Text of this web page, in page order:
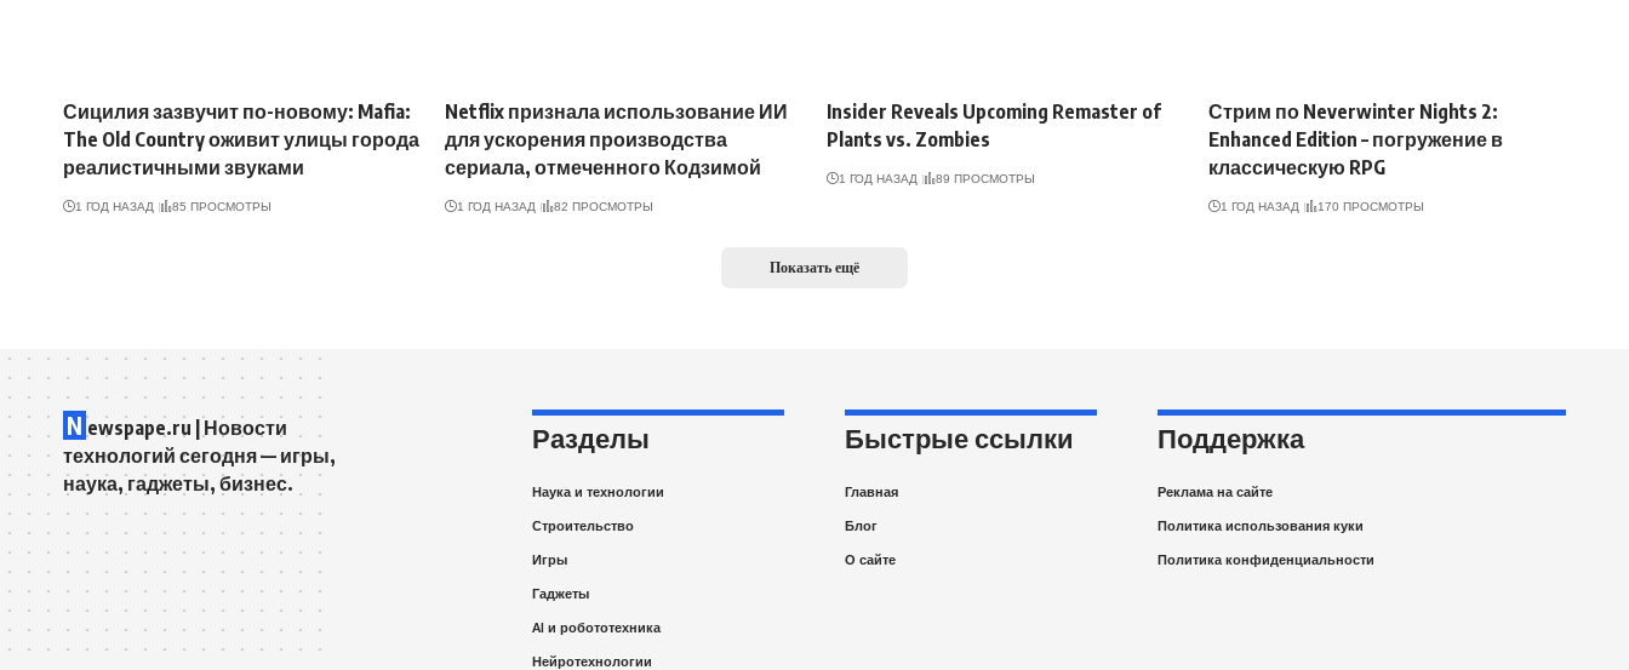
Сицилия зазвучит по-новому: Mafia:
The Old Country оживит улицы города
реалистичными звуками
1 ГОД НАЗАД 85 ПРОСМОТРЫ
Netflix признала использование ИИ
для ускорения производства
сериала, отмеченного Кодзимой
1 ГОД НАЗАД 82 ПРОСМОТРЫ
Insider Reveals Upcoming Remaster of
Plants vs. Zombies
1 ГОД НАЗАД 89 ПРОСМОТРЫ
Стрим по Neverwinter Nights 2:
Enhanced Edition – погружение в
классическую RPG
1 ГОД НАЗАД 170 ПРОСМОТРЫ
Показать ещё
N ewspape.ru | Новости
технологий сегодня — игры,
наука, гаджеты, бизнес.
Разделы
Наука и технологии
Строительство
Игры
Гаджеты
AI и робототехника
Нейротехнологии
Быстрые ссылки
Главная
Блог
О сайте
Поддержка
Реклама на сайте
Политика использования куки
Политика конфиденциальности